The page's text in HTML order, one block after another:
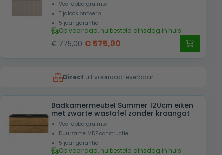
Veel opbergruimte
Tijdloos ontwerp
5 jaar garantie
Op voorraad, nu besteld dinsdag in huis!
€775,00 Oorspronkelijke
€ 775,00.
€ 575,00
€ 575,00.
Direct uit voorraad leverbaar
Badkamermeubel Summer 120cm eiken
met zwarte wastafel zonder kraangat
Veel opbergruimte
Duurzame MDF constructie
5 jaar garantie
Op voorraad, nu besteld dinsdag in huis!